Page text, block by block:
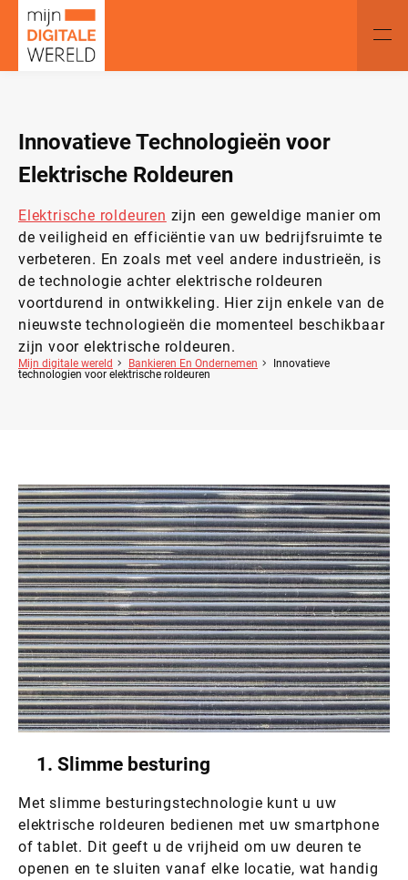
Innovatieve Technologieën voor
Elektrische Roldeuren
Elektrische roldeuren zijn een geweldige manier om
de veiligheid en efficiëntie van uw bedrijfsruimte te
verbeteren. En zoals met veel andere industrieën, is
de technologie achter elektrische roldeuren
voortdurend in ontwikkeling. Hier zijn enkele van de
nieuwste technologieën die momenteel beschikbaar
zijn voor elektrische roldeuren.
Mijn digitale wereld Bankieren En Ondernemen
Innovatieve
technologien voor elektrische roldeuren
1. Slimme besturing
Met slimme besturingstechnologie kunt u uw
elektrische roldeuren bedienen met uw smartphone
of tablet. Dit geeft u de vrijheid om uw deuren te
openen en te sluiten vanaf elke locatie, wat handig